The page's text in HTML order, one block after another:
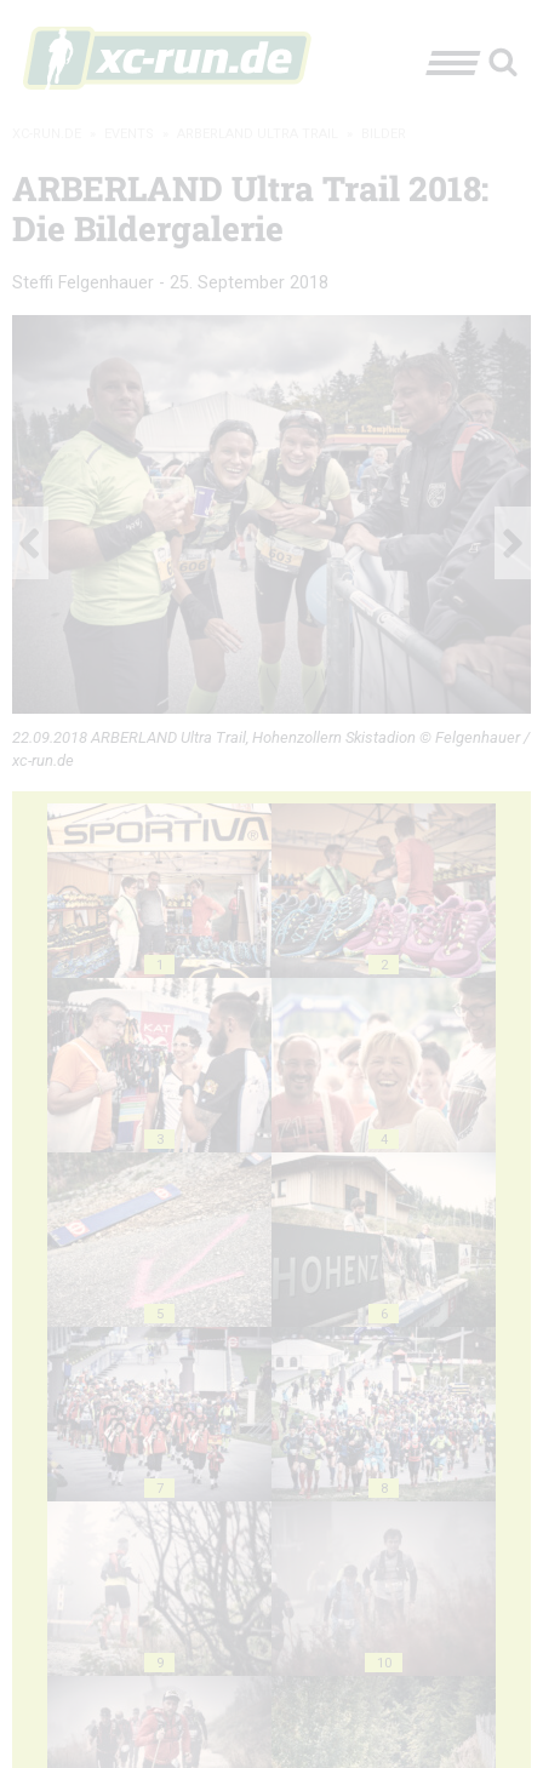
ARBERLAND Ultra Trail 2018:
Die Bildergalerie
Steffi Felgenhauer - 25. September 2018
22.09.2018 ARBERLAND Ultra Trail, Hohenzollern Skistadion © Felgenhauer /
xc-run.de
1 2
3 4
5 6
7 8
9 10